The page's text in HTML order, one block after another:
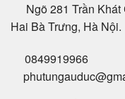
Ngõ 281 Trần
Hai Bà Trưng, Hà Nội.
0849919966